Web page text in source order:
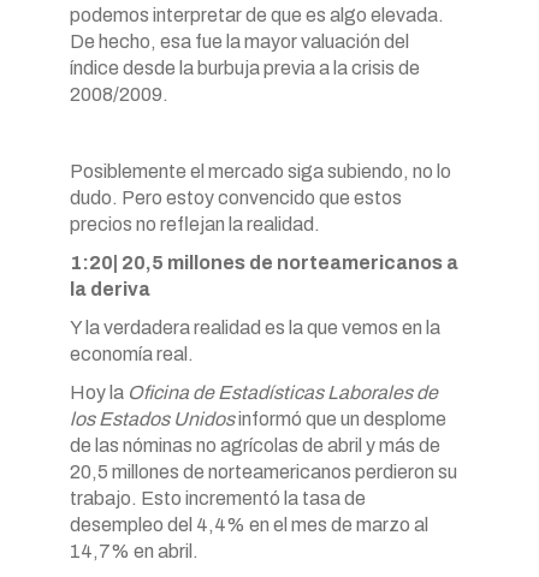
podemos interpretar de que es algo elevada.
De hecho, esa fue la mayor valuación del
índice desde la burbuja previa a la crisis de
2008/2009.
Posiblemente el mercado siga subiendo, no lo
dudo. Pero estoy convencido que estos
precios no reflejan la realidad.
1:20| 20,5 millones de norteamericanos a
la deriva
Y la verdadera realidad es la que vemos en la
economía real.
Hoy la Oficina de Estadísticas Laborales de
los Estados Unidosinformó que un desplome
de las nóminas no agrícolas de abril y más de
20,5 millones de norteamericanos perdieron su
trabajo. Esto incrementó la tasa de
desempleo del 4,4% en el mes de marzo al
14,7% en abril.